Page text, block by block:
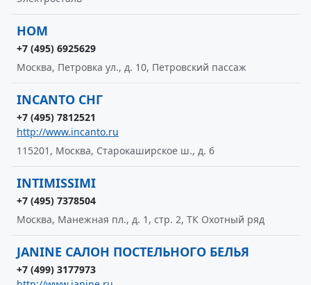
HOM
+7 (495) 6925629
Москва, Петровка ул., д. 10, Петровский пассаж
INCANTO СНГ
+7 (495) 7812521
http://www.incanto.ru
115201, Москва, Старокаширское ш., д. 6
INTIMISSIMI
+7 (495) 7378504
Москва, Манежная пл., д. 1, стр. 2, ТК Охотный ряд
JANINE САЛОН ПОСТЕЛЬНОГО БЕЛЬЯ
+7 (499) 3177973